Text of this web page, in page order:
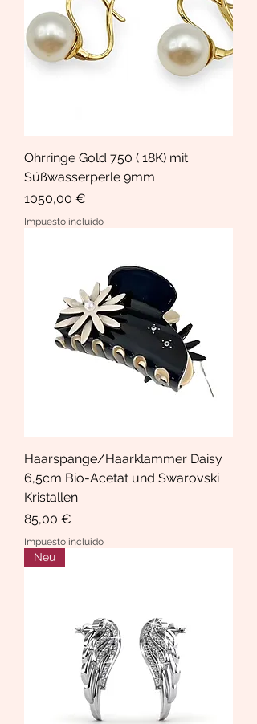
Ohrringe Gold 750 ( 18K) mit
Süßwasserperle 9mm
Precio
1050,00 €
Impuesto incluido
Haarspange/Haarklammer Daisy
6,5cm Bio-Acetat und Swarovski
Kristallen
Precio
85,00 €
Impuesto incluido
Neu